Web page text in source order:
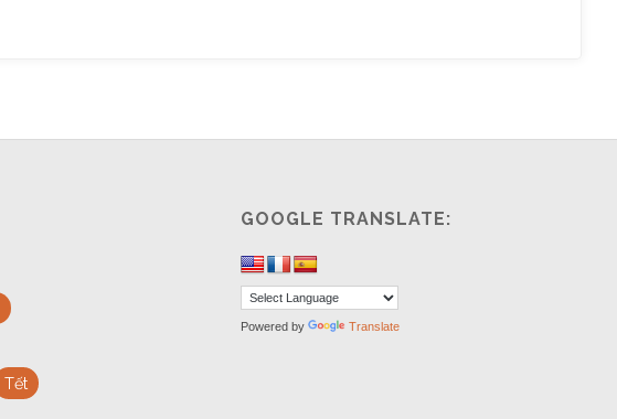
Tết
GOOGLE TRANSLATE:
Powered by Translate